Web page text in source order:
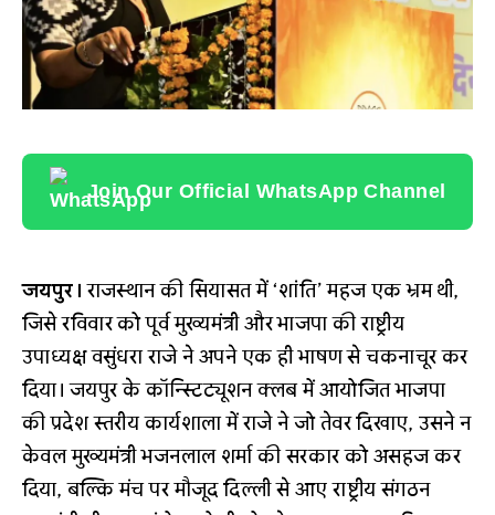
Join Our Official WhatsApp Channel
जयपुर। राजस्थान की सियासत में ‘शांति’ महज एक भ्रम थी,
जिसे रविवार को पूर्व मुख्यमंत्री और भाजपा की राष्ट्रीय
उपाध्यक्ष वसुंधरा राजे ने अपने एक ही भाषण से चकनाचूर कर
दिया। जयपुर के कॉन्स्टिट्यूशन क्लब में आयोजित भाजपा
की प्रदेश स्तरीय कार्यशाला में राजे ने जो तेवर दिखाए, उसने न
केवल मुख्यमंत्री भजनलाल शर्मा की सरकार को असहज कर
दिया, बल्कि मंच पर मौजूद दिल्ली से आए राष्ट्रीय संगठन